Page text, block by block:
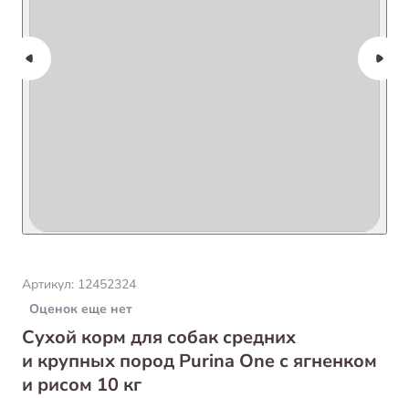
Артикул: 12452324
Оценок еще нет
Сухой корм для собак средних
и крупных пород Purina One с ягненком
и рисом 10 кг